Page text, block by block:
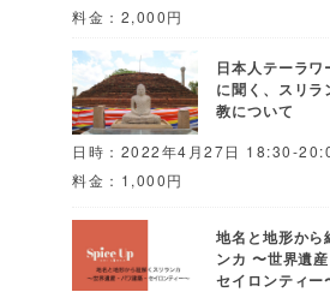
料金：2,000円
日本人テーラ
に聞く、スリラ
教について
日時：2022年4月27日 18:30-
料金：1,000円
地名と地形から
ンカ 〜世界遺
セイロンティー